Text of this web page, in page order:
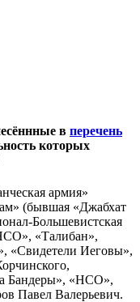
в перечень
которых
армия»
(бывшая «Джабхат
Большевистская
«Талибан»,
«Свидетели Иеговы»,
Бандеры», «НСО»,
Павел Валерьевич.